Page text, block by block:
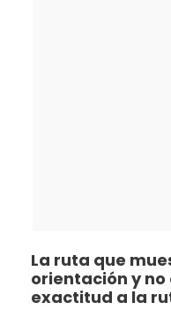
La ruta que
orientación y
exactitud a la